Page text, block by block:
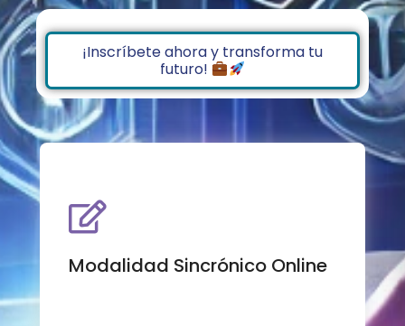
¡Inscríbete ahora y transforma tu
futuro!
Modalidad Sincrónico Online